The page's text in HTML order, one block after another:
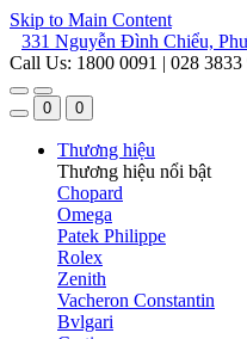
Skip to Main Content
331 Nguyễn Đình Chiểu,
Call Us: 1800 0091 | 028 3833
0 0
Thương hiệu
Thương hiệu nổi bật
Chopard
Omega
Patek Philippe
Rolex
Zenith
Vacheron Constantin
Bvlgari